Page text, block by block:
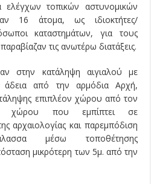
ελέγχων τοπικών αστυνομικών
16 άτομα, ως ιδιοκτήτες/
καταστημάτων, για τους
τις ανωτέρω διατάξεις.
στην κατάληψη αιγιαλού με
άδεια από την αρμόδια Αρχή,
επιπλέον χώρου από τον
χώρου που εμπίπτει σε
αρχαιολογίας και παρεμπόδιση
μέσω τοποθέτησης
μικρότερη των 5μ. από την